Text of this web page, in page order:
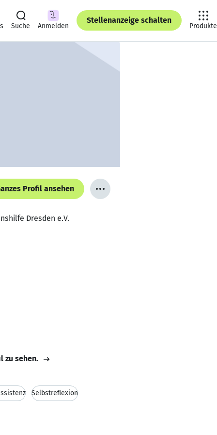
Suche Anmelden
Stellenanzeige schalten
Produkte
Profil ansehen
Dresden e.V.
zu sehen.
Selbstreflexion